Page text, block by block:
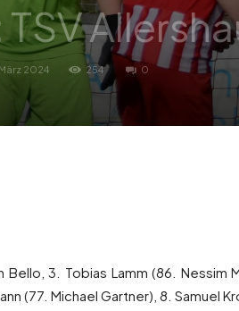
TSV
2024 254 0
Bello, 3. Tobias Lamm (86.
(77. Michael Gartner), 8. Samuel